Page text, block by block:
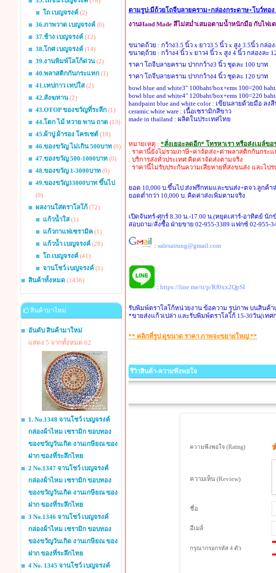
โถ เบญจรงค์ (2)
36.ภาพวาด เบญจรงค์ (0)
37.ช้าง เบญจรงค์ (12)
38.โกศ เบญจรงค์ (14)
39.งานพิมพ์โลโก้ด่วน(2)
40.พลาสติกกันกระแทก (1)
41.เทปกาว เทปใส(2)
42.สังฆทาน(2)
43.OTOP ของขวัญที่ระลึก (1)
44.โตก ไม้ หวาย พาน ถาด (13)
45.ผ้าปู ผ้ารอง โครเชต์ (18)
46.ของขวัญ ไม่เกิน 500บาท (0)
47.ของขวัญ 500-1000บาท (0)
48.ของขวัญ 1-3000บาท (0)
49.ของขวัญ33000บาท ขึ้นไป
(0)
ผลงานใส่ตราโลโก้ (72)
แก้วน้ำใส(1)
แก้วกาแฟเซรามิค (1)
แก้วน้ำ เบญจรงค์ (28)
โถ เบญจรงค์ (41)
จานโชว์ เบญจรงค์ (1)
สินค้าทั้งหมด (1436)
สินค้ามาใหม่
อันดับ สินค้ามาใหม่
แสดง 5 จากทั้งหมด 62
1. No.1348 จานโชว์ เบญจรงค์
กล่องผ้าไหม เซรามิก ขอบทอง
ของขวัญวันเกิด งานเกษียณ ของ
ฝาก ของที่ระลึกไทย
2 No.1347 จานโชว์ เบญจรงค์
กล่องผ้าไหม เซรามิก ขอบทอง
ของขวัญวันเกิด งานเกษียณ ของ
ฝาก ของที่ระลึกไทย
3 No.1346 จานโชว์ เบญจรงค์
กล่องผ้าไหม เซรามิก ขอบทอง
ของขวัญวันเกิด งานเกษียณ ของ
ฝาก ของที่ระลึกไทย
4 No. 1345 จานโชว์ เบญจรงค์
ตามรูป:มีถ้วยโถจีบลายคราม+กล่องกระดาษ+โบว์ทอง
งานHand Made สีไม่สม่ำเสมอตามน้ำหนักมือ กับไฟเ
ขนาดถ้วย : กว้าง3.5 นิ้ว x ยาว3.5 นิ้ว x สูง 3.5นิ้ว กล่อ
ขนาดฺถ้วย : กว้าง4 นิ้ว x ยาว4 นิ้ว x สูง 4 นิ้ว กล่องละ
ราคา โถจีบลายคราม ปากกว้าง3 นิ้ว ชุดละ 100 บาท
ราคา โถจีบลายคราม ปากกว้าง4 นิ้ว ชุดละ 120 บาท
bowl blue and white3" 100baht/box+ems 100=200
bowl blue and white4" 120baht/box+ems 100=220
handpaint blue and white color : เขียนลายด้วยมือ ลง
ceramic white ware : เนื้อเซรามิกสีขาว
made in thailand : ผลิตในประเทศไทย
หมายเหตุ : *สั่งเยอะลดอีก* โทรหาเรา หรือส่งเมล์ขอ
: ราคานี้ยังไม่รวมภาษี+ค่าจัดส่ง+ค่าพลาสติกกันกระแ
: บริการส่งทั่วประเทศ คิดค่าจัดส่งตามจริง
: ราคานี้ไม่รับประกันความเสียหายที่ส่งขนส่ง และไป
ยอด 10,000 บ.ขึ้นไป ส่งฟรีกทมและขนส่ง+ตจว.ลูกค้า
ยอดต่ำกว่า 10,000 บ. คิดค่าส่งเพิ่มตามจริง
เปิดจันทร์-ศุกร์ 8.30 น.-17.00 น.(หยุดเสาร์-อาทิตย์ นั
สอบถาม/สั่งซื้อ ฝ่ายขาย 02-955-3389 แฟกซ์ 02-955-
: salesairung@gmail.com
: https://line.me/ti/p/Rf0xx2QpSI
รับพิมพ์ตราโลโก้หน่วยงาน ข้อความ รูปภาพ บนสินค้า
*ขายส่งแก้วเปล่า และรับพิมพ์ตราโลโก้ 15-30วัน(เทศ
** คลิกที่รูป ดูขนาด ราคา ภาพจะขยายใหญ่ **
รีวิวสินค้า-ความพึงพอใจ
ความพึงพอใจ (Rating)
ความเห็น (Review)
ชื่อ
อีเมล์
กรุณากรอกรหัส 4 ตัว